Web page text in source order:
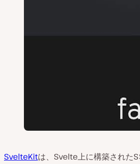
SvelteKitは、Svelte上に構築された